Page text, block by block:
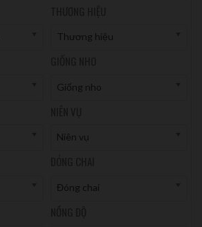
Thương hiệu
Giống nho
Niên vụ
Đóng chai